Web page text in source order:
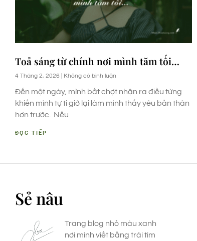
Toả sáng từ chính nơi mình tăm tối…
4 Tháng 2, 2026 Không có bình luận
Đến một ngày, mình bất chợt nhận ra điều từng
khiến mình tự ti giờ lại làm mình thấy yêu bản thân
hơn trước. Nếu
ĐỌC TIẾP
Sẻ nâu
Trang blog nhỏ màu xanh
nơi mình viết bằng trái tim